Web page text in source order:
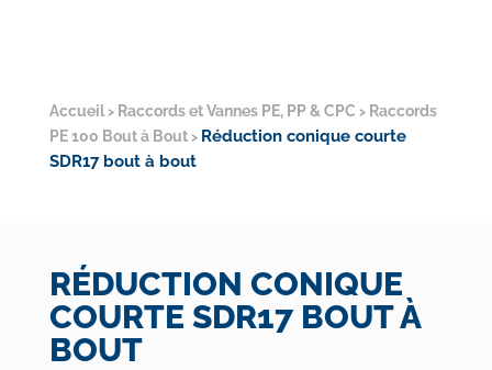
Accueil> Raccords et Vannes PE, PP & CPC > Raccords
PE 100 Bout à Bout> Réduction conique courte
SDR17 bout à bout
RÉDUCTION CONIQUE
COURTE SDR17 BOUT À
BOUT